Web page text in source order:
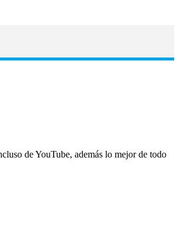
de YouTube, además lo mejor de todo